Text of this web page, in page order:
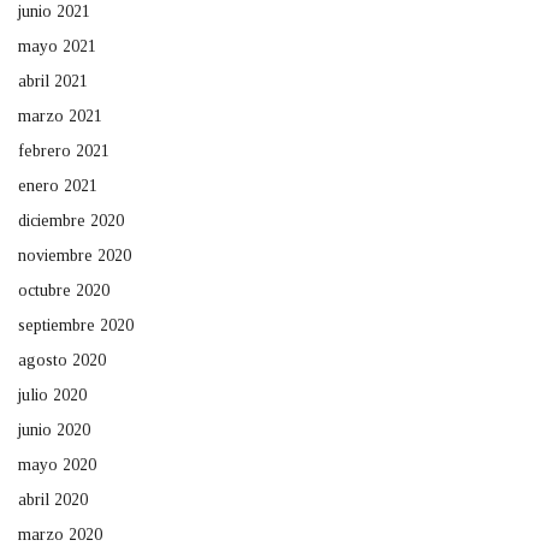
junio 2021
mayo 2021
abril 2021
marzo 2021
febrero 2021
enero 2021
diciembre 2020
noviembre 2020
octubre 2020
septiembre 2020
agosto 2020
julio 2020
junio 2020
mayo 2020
abril 2020
marzo 2020